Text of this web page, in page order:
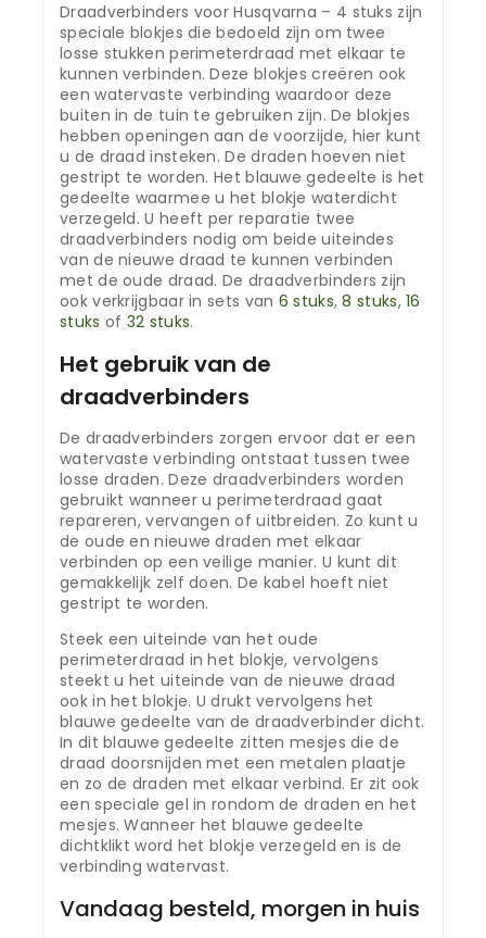
Draadverbinders voor Husqvarna – 4 stuks zijn
speciale blokjes die bedoeld zijn om twee
losse stukken perimeterdraad met elkaar te
kunnen verbinden. Deze blokjes creëren ook
een watervaste verbinding waardoor deze
buiten in de tuin te gebruiken zijn. De blokjes
hebben openingen aan de voorzijde, hier kunt
u de draad insteken. De draden hoeven niet
gestript te worden. Het blauwe gedeelte is het
gedeelte waarmee u het blokje waterdicht
verzegeld. U heeft per reparatie twee
draadverbinders nodig om beide uiteindes
van de nieuwe draad te kunnen verbinden
met de oude draad. De draadverbinders zijn
ook verkrijgbaar in sets van 6 stuks,8 stuks,16
stuks of 32 stuks.
Het gebruik van de
draadverbinders
De draadverbinders zorgen ervoor dat er een
watervaste verbinding ontstaat tussen twee
losse draden. Deze draadverbinders worden
gebruikt wanneer u perimeterdraad gaat
repareren, vervangen of uitbreiden. Zo kunt u
de oude en nieuwe draden met elkaar
verbinden op een veilige manier. U kunt dit
gemakkelijk zelf doen. De kabel hoeft niet
gestript te worden.
Steek een uiteinde van het oude
perimeterdraad in het blokje, vervolgens
steekt u het uiteinde van de nieuwe draad
ook in het blokje. U drukt vervolgens het
blauwe gedeelte van de draadverbinder dicht.
In dit blauwe gedeelte zitten mesjes die de
draad doorsnijden met een metalen plaatje
en zo de draden met elkaar verbind. Er zit ook
een speciale gel in rondom de draden en het
mesjes. Wanneer het blauwe gedeelte
dichtklikt word het blokje verzegeld en is de
verbinding watervast.
Vandaag besteld, morgen in huis